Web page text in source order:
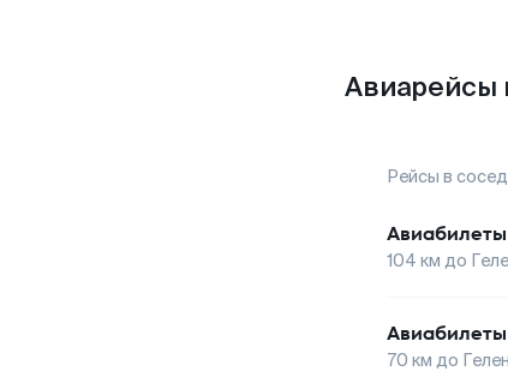
Авиарейсы
Рейсы в
Авиабилеты
104 км до
Авиабилеты
70 км до